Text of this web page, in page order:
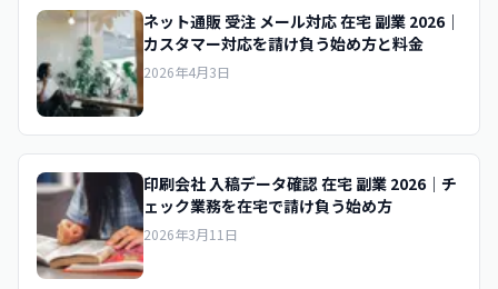
ネット通販 受注 メール対応 在宅 副業 2026｜
カスタマー対応を請け負う始め方と料金
2026年4月3日
印刷会社 入稿データ確認 在宅 副業 2026｜チ
ェック業務を在宅で請け負う始め方
2026年3月11日